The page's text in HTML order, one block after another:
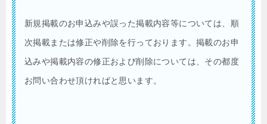
新規掲載のお申込みや誤った掲載内容等については、順
次掲載または修正や削除を行っております。掲載のお申
込みや掲載内容の修正および削除については、その都度
お問い合わせ頂ければと思います。